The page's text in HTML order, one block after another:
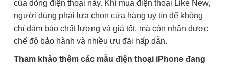
của dòng điện thoại này. Khi mua điện thoại Like New,
người dùng phải lựa chọn cửa hàng uy tín để không
chỉ đảm bảo chất lượng và giá tốt, mà còn nhận được
chế độ bảo hành và nhiều ưu đãi hấp dẫn.
Tham khảo thêm các mẫu điện thoại iPhone đang